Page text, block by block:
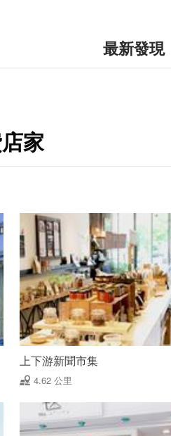
最新發現
家
上下游新聞市集
4.62 公里